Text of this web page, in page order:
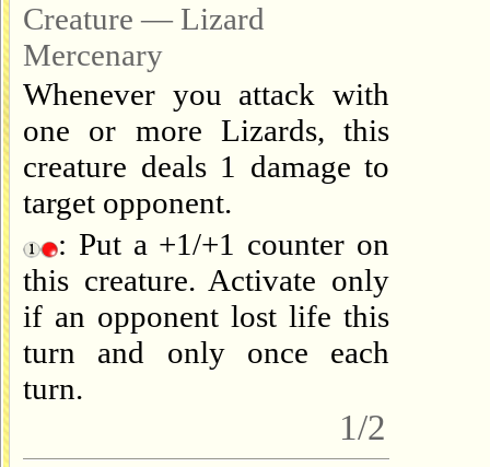
Creature — Lizard
Mercenary
Whenever you attack with
one or more Lizards, this
creature deals 1 damage to
target opponent.
: Put a +1/+1 counter on
this creature. Activate only
if an opponent lost life this
turn and only once each
turn.
1/2